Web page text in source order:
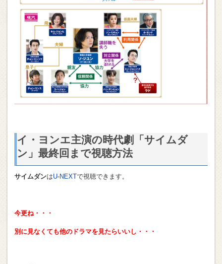
イ・ヨンエ主演の時代劇「サイムダ
ン」最終回まで視聴方法
サイムダンはU-NEXTで視聴できます。
今更ね・・・
別に見なくても他のドラマを見たらいいし・・・